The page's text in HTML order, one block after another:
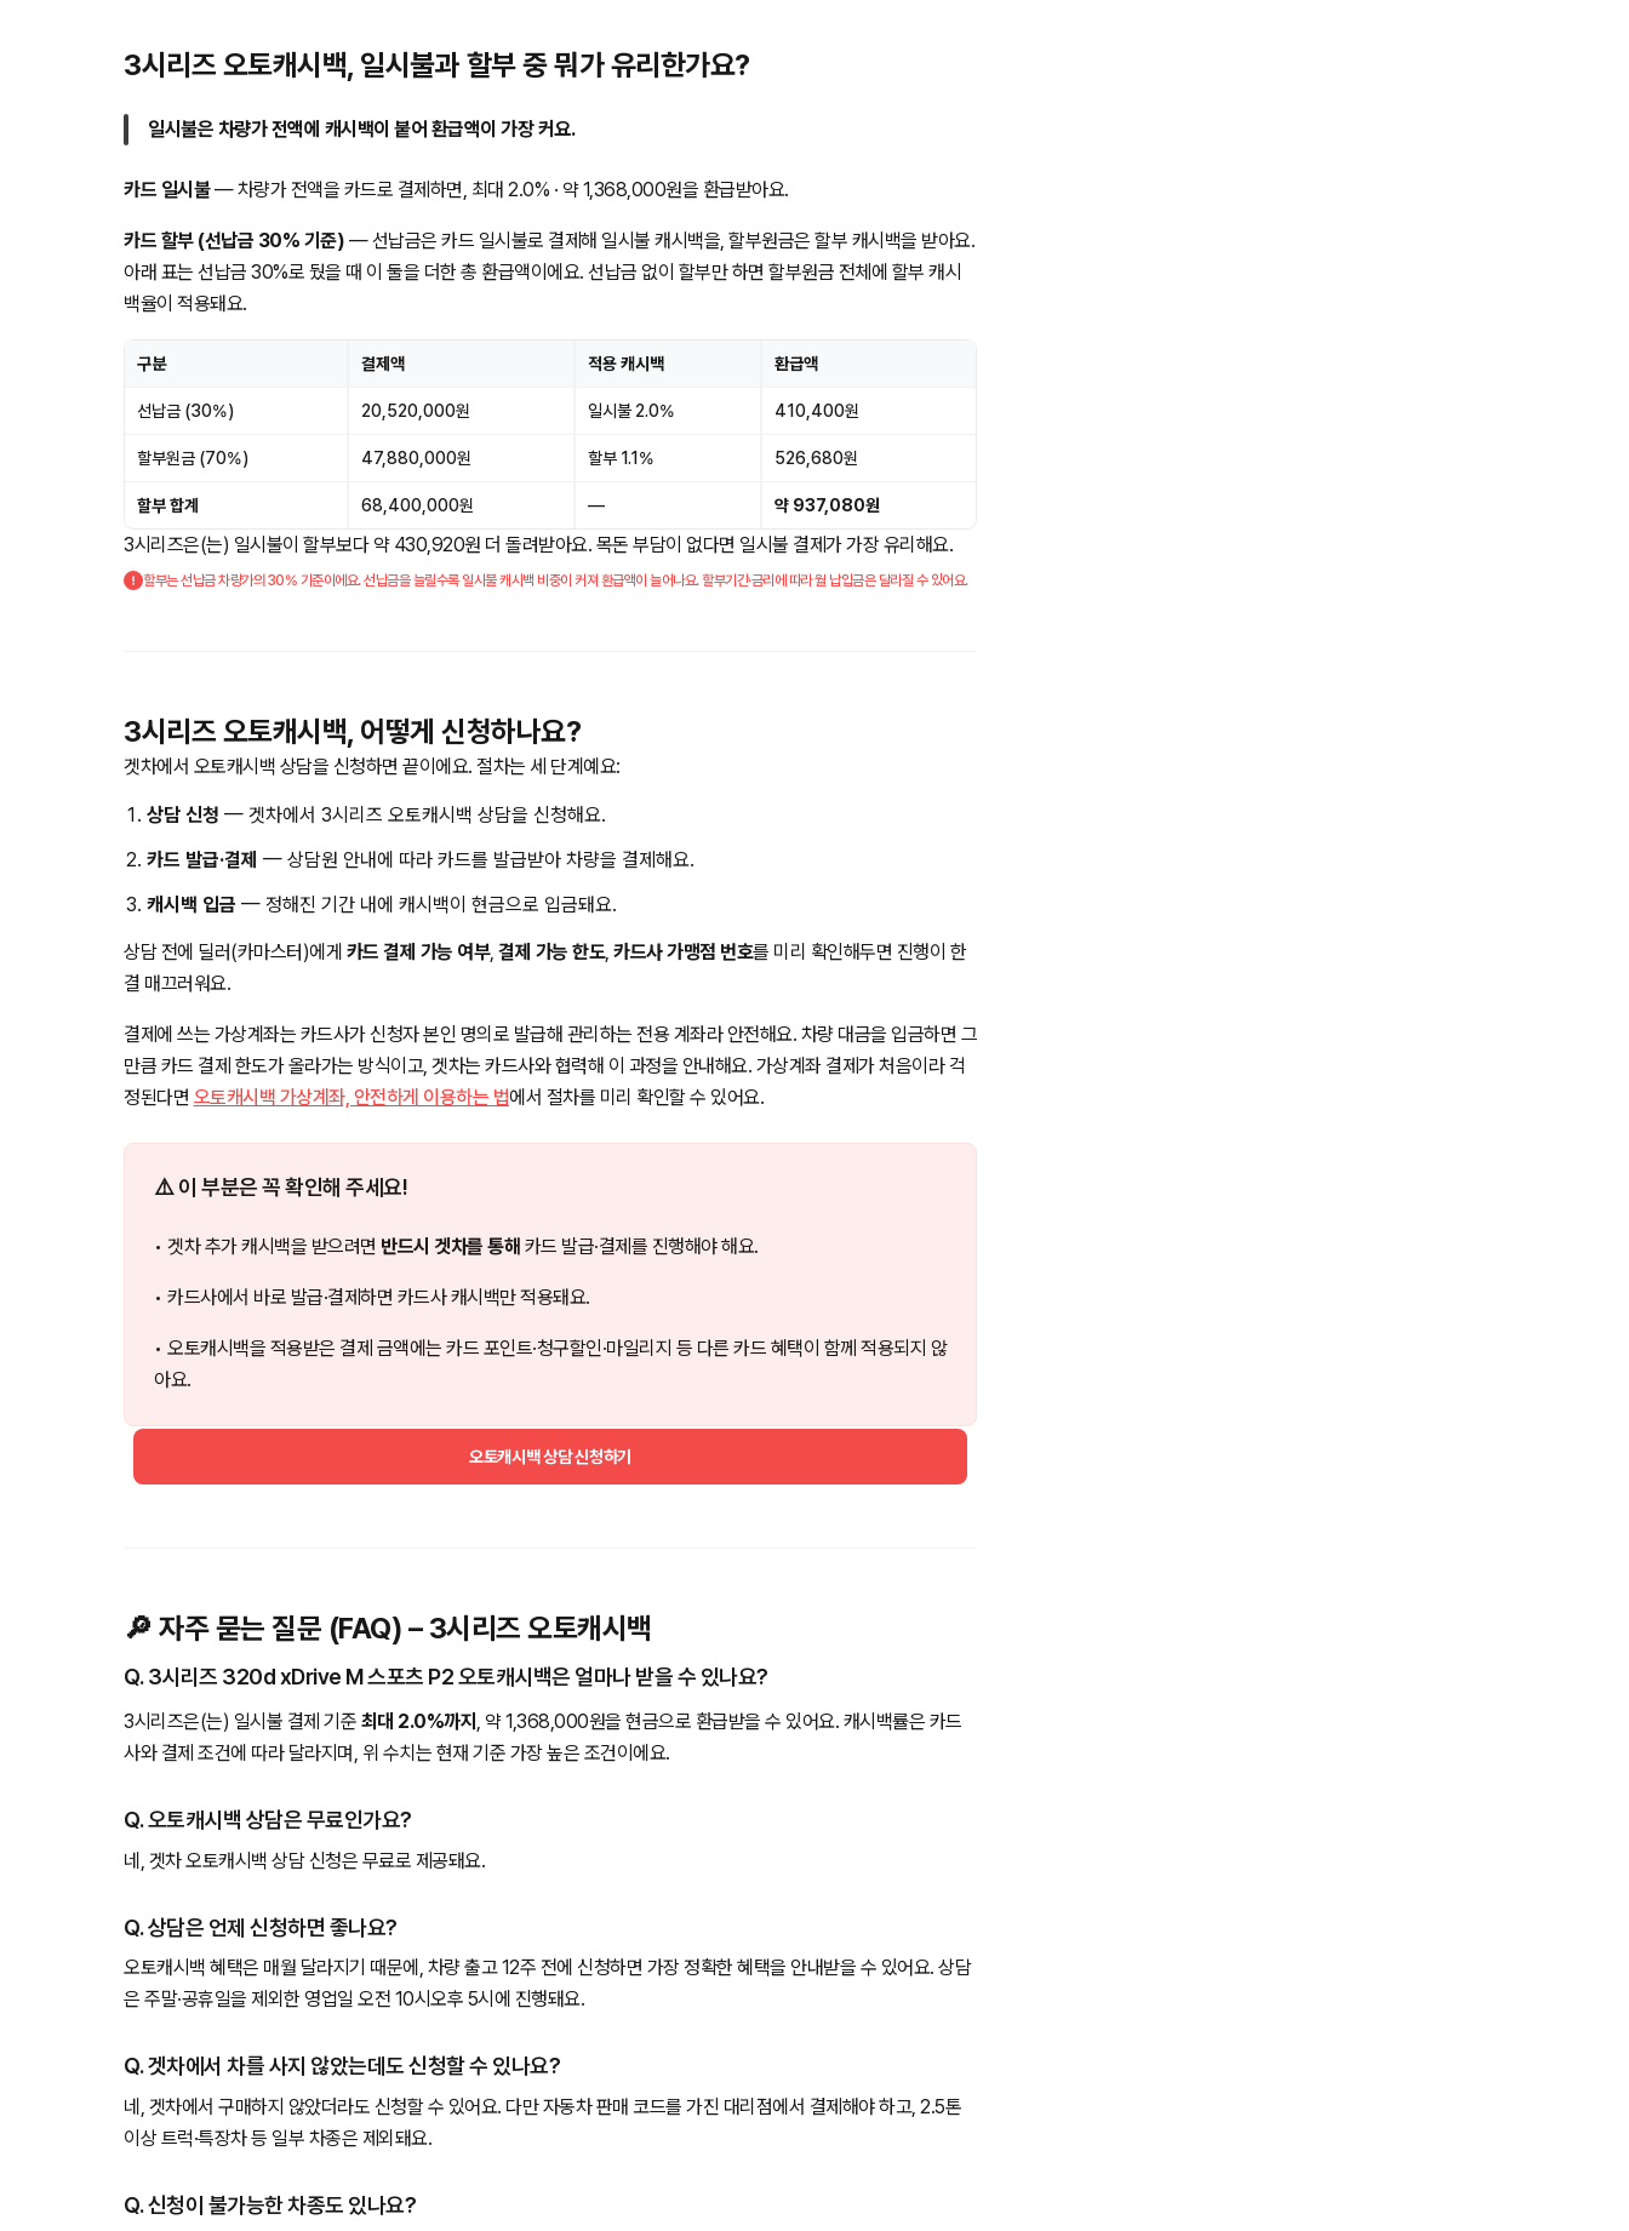
3시리즈 오토캐시백, 일시불과 할부 중 뭐가 유리한가요?
일시불은 차량가 전액에 캐시백이 붙어 환급액이 가장 커요.
카드 일시불— 차량가 전액을 카드로 결제하면, 최대 2.0% · 약 1,368,000원을 환급받아요.
카드 할부 (선납금 30% 기준) — 선납금은 카드 일시불로 결제해 일시불 캐시백을, 할부원금은 할부 캐시백을 받아요.
아래 표는 선납금 30%로 뒀을 때 이 둘을 더한 총 환급액이에요. 선납금 없이 할부만 하면 할부원금 전체에 할부 캐시
백율이 적용돼요.
구분 결제액 적용 캐시백 환급액
선납금 (30%) 20,520,000원 일시불 2.0% 410,400원
할부원금 (70%) 47,880,000원 할부 1.1% 526,680원
할부 합계 68,400,000원 — 약 937,080원
3시리즈은(는) 일시불이 할부보다 약 430,920원 더 돌려받아요. 목돈 부담이 없다면 일시불 결제가 가장 유리해요.
할부는 선납금 차량가의 30% 기준이에요. 선납금을 늘릴수록 일시불 캐시백 비중이 커져 환급액이 늘어나요. 할부기간·금리에 따라 월 납입금은 달라질 수 있어요.
3시리즈 오토캐시백, 어떻게 신청하나요?
겟차에서 오토캐시백 상담을 신청하면 끝이에요. 절차는 세 단계예요:
상담 신청 — 겟차에서 3시리즈 오토캐시백 상담을 신청해요.
카드 발급·결제 — 상담원 안내에 따라 카드를 발급받아 차량을 결제해요.
캐시백 입금 — 정해진 기간 내에 캐시백이 현금으로 입금돼요.
상담 전에 딜러(카마스터)에게 카드 결제 가능 여부, 결제 가능 한도, 카드사 가맹점 번호를 미리 확인해두면 진행이 한
결 매끄러워요.
결제에 쓰는 가상계좌는 카드사가 신청자 본인 명의로 발급해 관리하는 전용 계좌라 안전해요. 차량 대금을 입금하면 그
만큼 카드 결제 한도가 올라가는 방식이고, 겟차는 카드사와 협력해 이 과정을 안내해요. 가상계좌 결제가 처음이라 걱
정된다면 오토캐시백 가상계좌, 안전하게 이용하는 법에서 절차를 미리 확인할 수 있어요.
⚠️ 이 부분은 꼭 확인해 주세요!
• 겟차 추가 캐시백을 받으려면 반드시 겟차를 통해 카드 발급·결제를 진행해야 해요.
• 카드사에서 바로 발급·결제하면 카드사 캐시백만 적용돼요.
• 오토캐시백을 적용받은 결제 금액에는 카드 포인트·청구할인·마일리지 등 다른 카드 혜택이 함께 적용되지 않
아요.
오토캐시백 상담 신청하기
🔎 자주 묻는 질문 (FAQ) – 3시리즈 오토캐시백
Q. 3시리즈 320d xDrive M 스포츠 P2 오토캐시백은 얼마나 받을 수 있나요?
3시리즈은(는) 일시불 결제 기준 최대 2.0%까지 , 약 1,368,000원을 현금으로 환급받을 수 있어요. 캐시백률은 카드
사와 결제 조건에 따라 달라지며, 위 수치는 현재 기준 가장 높은 조건이에요.
Q. 오토캐시백 상담은 무료인가요?
네, 겟차 오토캐시백 상담 신청은 무료로 제공돼요.
Q. 상담은 언제 신청하면 좋나요?
오토캐시백 혜택은 매월 달라지기 때문에, 차량 출고 12주 전에 신청하면 가장 정확한 혜택을 안내받을 수 있어요. 상담
은 주말·공휴일을 제외한 영업일 오전 10시오후 5시에 진행돼요.
Q. 겟차에서 차를 사지 않았는데도 신청할 수 있나요?
네, 겟차에서 구매하지 않았더라도 신청할 수 있어요. 다만 자동차 판매 코드를 가진 대리점에서 결제해야 하고, 2.5톤
이상 트럭·특장차 등 일부 차종은 제외돼요.
Q. 신청이 불가능한 차종도 있나요?